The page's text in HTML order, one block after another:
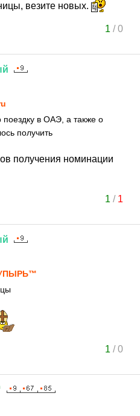
везите новых.
1 /0
поездку в ОАЭ, а также о
получить
получения номинации
1 / 1
1 /0